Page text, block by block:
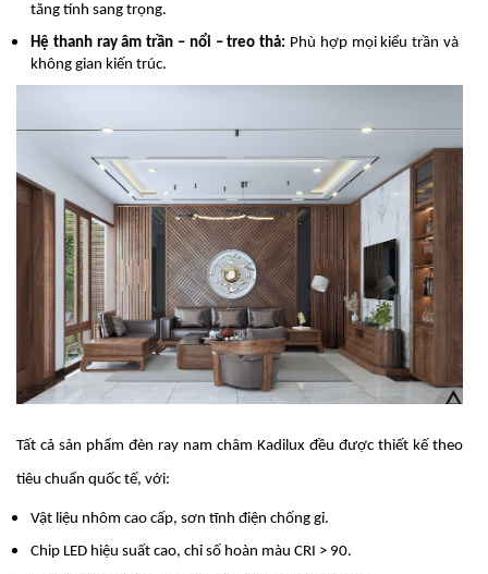
tăng tính sang trọng.
Hệ thanh ray âm trần – nổi – treo thả: Phù hợp mọi kiểu trần và
không gian kiến trúc.
Tất cả sản phẩm đèn ray nam châm Kadilux đều được thiết kế theo
tiêu chuẩn quốc tế, với:
Vật liệu nhôm cao cấp, sơn tĩnh điện chống gỉ.
Chip LED hiệu suất cao, chỉ số hoàn màu CRI > 90.